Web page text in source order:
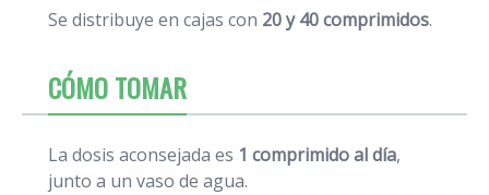
Se distribuye en cajas con 20 y 40 comprimidos.
CÓMO TOMAR
La dosis aconsejada es 1 comprimido al día,
junto a un vaso de agua.